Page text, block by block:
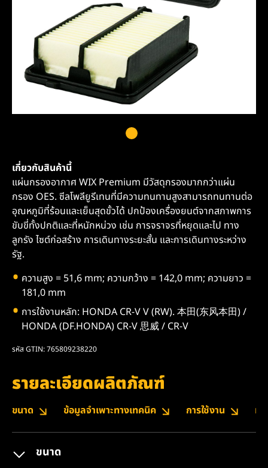
เกี่ยวกับสินค้านี้
แผ่นกรองอากาศ WIX Premium มีวัสดุกรองมากกว่าแผ่น
กรอง OES. ซีลโพลียูรีเทนที่มีความทนทานสูงสามารถทนทานต่อ
อุณหภูมิที่ร้อนและเย็นสุดขั้วได้ ปกป้องเครื่องยนต์จากสภาพการ
ขับขี่ทั้งปกติและที่หนักหน่วง เช่น การจราจรที่หยุดและไป ทาง
ลูกรัง ไซต์ก่อสร้าง การเดินทางระยะสั้น และการเดินทางระหว่าง
รัฐ.
ความสูง = 51,6 mm; ความกว้าง = 142,0 mm; ความยาว =
181,0 mm
การใช้งานหลัก: HONDA CR-V V (RW). 本田(东风本田) /
HONDA (DF.HONDA) CR-V 思威 / CR-V
รหัส GTIN: 765809238220
รายละเอียดผลิตภัณฑ์
ขนาด ข้อมูลจำเพาะทางเทคนิค การใช้งาน ห
ขนาด